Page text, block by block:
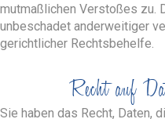
mutmaßlichen Verstoßes zu.
unbeschadet anderweitiger
gerichtlicher Rechtsbehelfe.
Recht auf
Sie haben das Recht, Daten,